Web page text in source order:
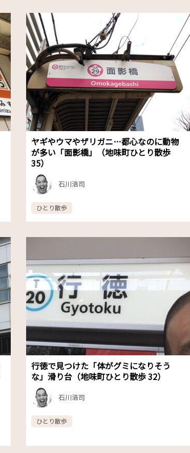
ヤギやウマやザリガニ…都心なのに動物
が多い「面影橋」（地味町ひとり散歩
35）
石川浩司
ひとり散歩
行徳で見つけた「体がグミになりそう
な」滑り台（地味町ひとり散歩 32）
石川浩司
ひとり散歩